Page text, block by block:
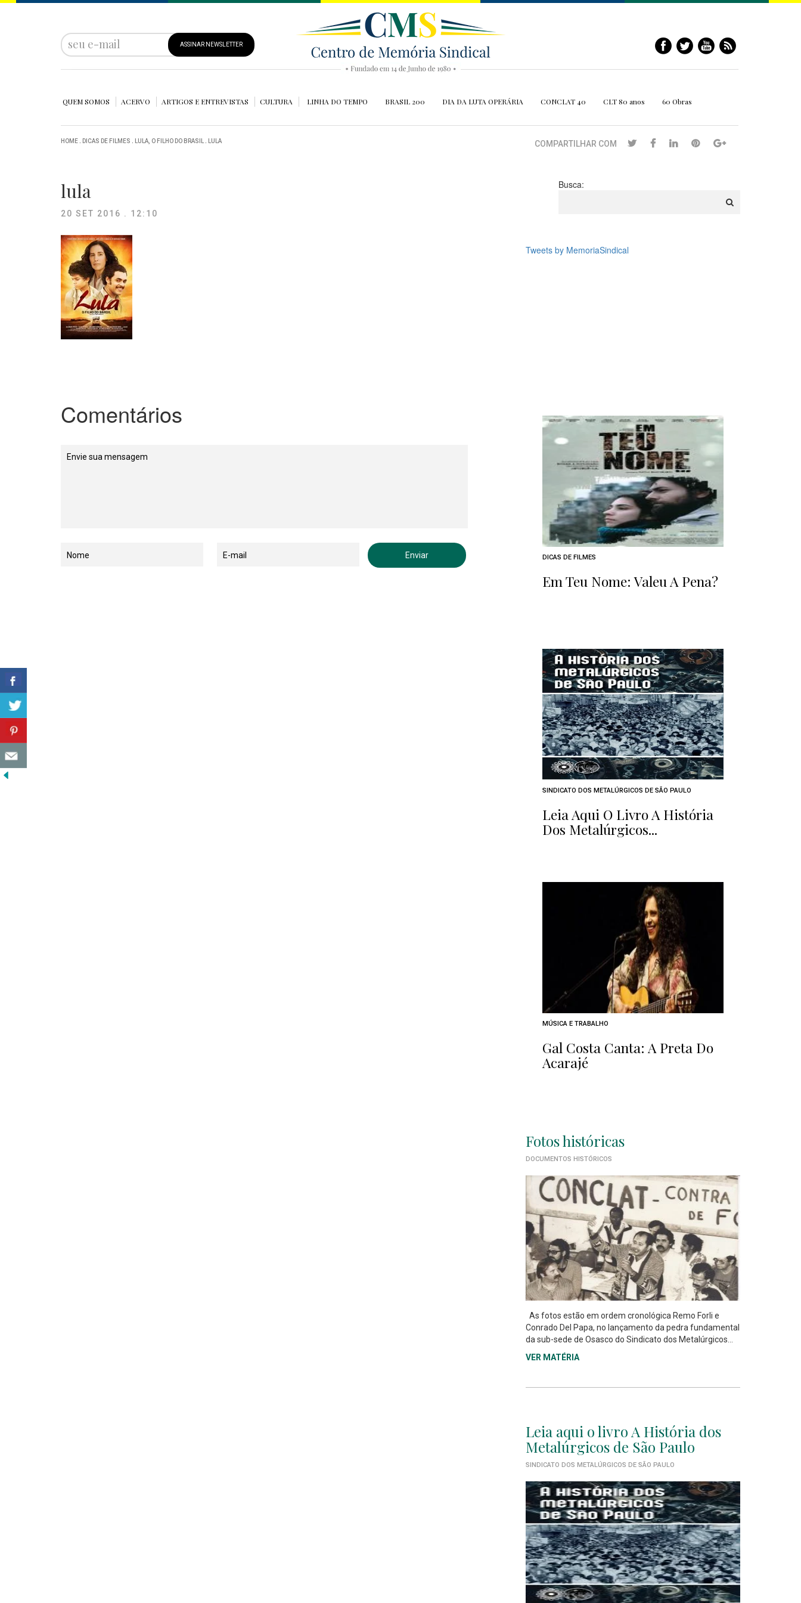
ASSINAR NEWSLETTER
QUEM SOMOS ACERVO ARTIGOS E ENTREVISTAS CULTURA LINHA DO TEMPO BRASIL 200 DIA DA LUTA OPERÁRIA CONCLAT 40 CLT 80 anos 60 Obras
HOME DICAS DE FILMES LULA, O FILHO DO BRASIL LULA COMPARTILHAR COM
lula
20 SET 2016 . 12:10
Comentários
Busca:
Tweets by MemoriaSindical
DICAS DE FILMES
Em Teu Nome: Valeu A Pena?
SINDICATO DOS METALÚRGICOS DE SÃO PAULO
Leia Aqui O Livro A História
Dos Metalúrgicos...
MÚSICA E TRABALHO
Gal Costa Canta: A Preta Do
Acarajé
Fotos históricas
DOCUMENTOS HISTÓRICOS
As fotos estão em ordem cronológica Remo Forli e
Conrado Del Papa, no lançamento da pedra fundamental
da sub-sede de Osasco do Sindicato dos Metalúrgicos...
VER MATÉRIA
Leia aqui o livro A História dos
Metalúrgicos de São Paulo
SINDICATO DOS METALÚRGICOS DE SÃO PAULO